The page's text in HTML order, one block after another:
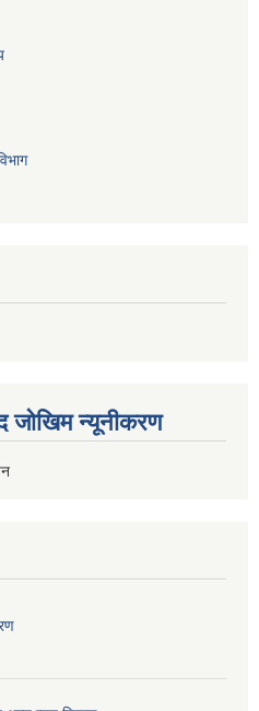
जोखिम न्यूनीकरण